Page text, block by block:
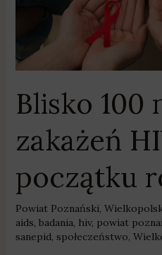
Blisko 100
zakażeń
początku
Powiat Poznański,
aids, badania, hiv, powiat
sanepid, społeczeństwo,